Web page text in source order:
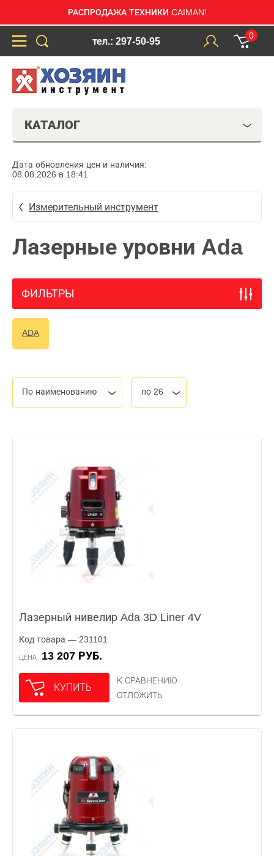
РАСПРОДАЖА ТЕХНИКИ CAIMAN!
тел.: 297-50-95
0
КАТАЛОГ
Дата обновления цен и наличия:
08.08.2026 в 18:41
Измерительный инструмент
Лазерные уровни Ada
ФИЛЬТРЫ
ADA
По наименованию по 26
Лазерный нивелир Ada 3D Liner 4V
Код товара — 231101
ЦЕНА 13 207 РУБ.
КУПИТЬ
К СРАВНЕНИЮ
ОТЛОЖИТЬ